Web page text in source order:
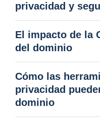
privacidad y
El impacto de la
del dominio
Cómo las
privacidad
dominio